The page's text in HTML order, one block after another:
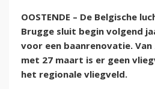
OOSTENDE – De Belgische
Brugge sluit begin volgend
voor een baanrenovatie.
met 27 maart is er geen
het regionale vliegveld.